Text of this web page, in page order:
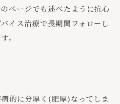
ページでも述べたように抗心
イス治療で長期間フォローし
。
的に分厚く(肥厚)なってしま